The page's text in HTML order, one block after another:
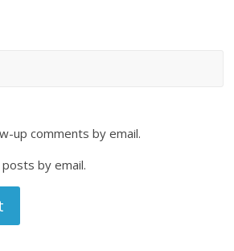
up comments by email.
by email.